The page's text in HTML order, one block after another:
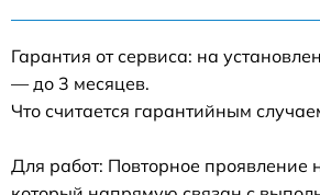
Гарантия от сервиса: на
— до 3 месяцев.
Что считается гарантийным
Для работ: Повторное проявление